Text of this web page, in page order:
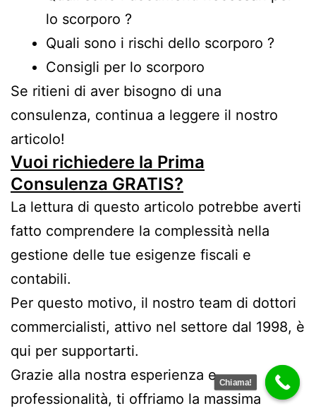
lo scorporo ?
Quali sono i rischi dello scorporo ?
Consigli per lo scorporo
Se ritieni di aver bisogno di una
consulenza, continua a leggere il nostro
articolo!
Vuoi richiedere la Prima
Consulenza GRATIS?
La lettura di questo articolo potrebbe averti
fatto comprendere la complessità nella
gestione delle tue esigenze fiscali e
contabili.
Per questo motivo, il nostro team di dottori
commercialisti, attivo nel settore dal 1998, è
qui per supportarti.
Grazie alla nostra esperienza e
professionalità, ti offriamo la massima
Chiama!